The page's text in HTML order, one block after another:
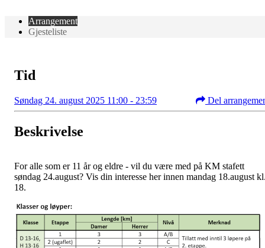
Arrangement
Gjesteliste
Tid
Søndag 24. august 2025 11:00 - 23:59 Del
Beskrivelse
For alle som er 11 år og eldre - vil du være med på KM stafett
søndag 24.august? Vis din interesse her innen mandag 18.august
18.